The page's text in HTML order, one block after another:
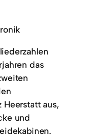
das
Heerstatt aus,
und